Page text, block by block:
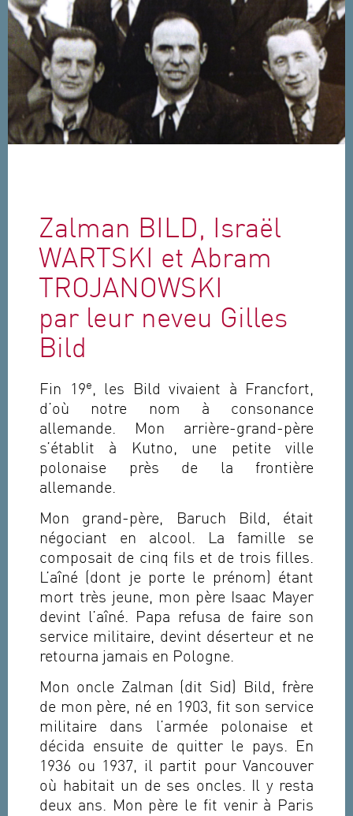
Aller au contenu principal
Zalman BILD, Israël
WARTSKI et Abram
TROJANOWSKI
par leur neveu Gilles
Bild
Fin 19e, les Bild vivaient à Francfort,
d’où notre nom à consonance
allemande. Mon arrière-grand-père
s’établit à Kutno, une petite ville
polonaise près de la frontière
allemande.
Mon grand-père, Baruch Bild, était
négociant en alcool. La famille se
composait de cinq fils et de trois filles.
L’aîné (dont je porte le prénom) étant
mort très jeune, mon père Isaac Mayer
devint l’aîné. Papa refusa de faire son
service militaire, devint déserteur et ne
retourna jamais en Pologne.
Mon oncle Zalman (dit Sid) Bild, frère
de mon père, né en 1903, fit son service
militaire dans l’armée polonaise et
décida ensuite de quitter le pays. En
1936 ou 1937, il partit pour Vancouver
où habitait un de ses oncles. Il y resta
deux ans. Mon père le fit venir à Paris